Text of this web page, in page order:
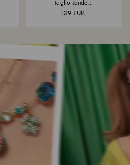
Taglio tondo...
139 EUR